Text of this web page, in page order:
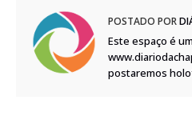
POSTADO POR
Este espaço é
postaremos